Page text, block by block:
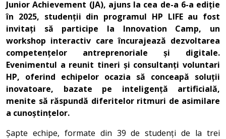
Junior Achievement (JA), ajuns la cea de-a 6-a ediție
în 2025, studenții din programul HP LIFE au fost
invitați să participe la Innovation Camp, un
workshop interactiv care încurajează dezvoltarea
competențelor antreprenoriale și digitale.
Evenimentul a reunit tineri și consultanți voluntari
HP, oferind echipelor ocazia să conceapă soluții
inovatoare, bazate pe inteligență artificială,
menite să răspundă diferitelor ritmuri de asimilare
a cunoștințelor.
Șapte echipe, formate din 39 de studenți de la trei